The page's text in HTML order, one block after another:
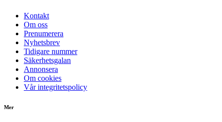
Kontakt
Om oss
Prenumerera
Nyhetsbrev
Tidigare nummer
Säkerhetsgalan
Annonsera
Om cookies
Vår integritetspolicy
Mer